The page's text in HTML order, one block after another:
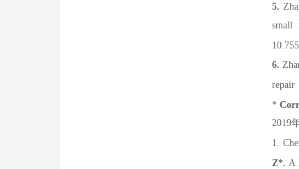
5.
small
6.
*
2019
1.
Z*. A